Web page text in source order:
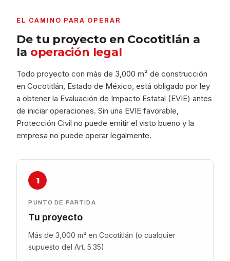
EL CAMINO PARA OPERAR
De tu proyecto en Cocotitlán a
la operación legal
Todo proyecto con más de 3,000 m² de construcción
en Cocotitlán, Estado de México, está obligado por ley
a obtener la Evaluación de Impacto Estatal (EVIE) antes
de iniciar operaciones. Sin una EVIE favorable,
Protección Civil no puede emitir el visto bueno y la
empresa no puede operar legalmente.
1
PUNTO DE PARTIDA
Tu proyecto
Más de 3,000 m² en Cocotitlán (o cualquier
supuesto del Art. 5.35).